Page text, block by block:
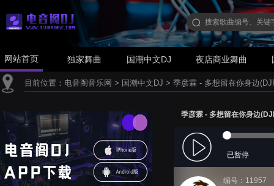
网站首页 独家舞曲 国潮中文DJ 夜店商业舞曲
目前位置： 电音阁音乐网 > 国潮中文DJ > 季彦霖 - 多想留在你身边
季彦霖 - 多想留在你身边
已暂停
编号：11957